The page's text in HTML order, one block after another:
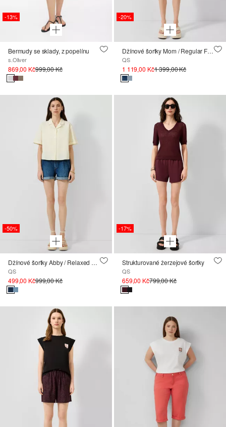
-13%
Bermudy se sklady, z popelínu
s.Oliver
869,00 Kč999,00 Kč
-20%
Džínové šortky Mom / Regular Fit / High Rise / superstreč
QS
1 119,00 Kč1 399,00 Kč
-50%
Džínové šortky Abby / Relaxed Fit / Mid Rise
QS
499,00 Kč999,00 Kč
-17%
Strukturované žerzejové šortky
QS
659,00 Kč799,00 Kč